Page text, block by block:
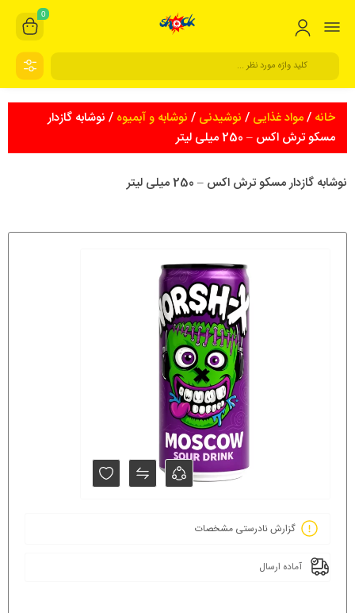
0
خانه /مواد غذایی / نوشیدنی / نوشابه و آبمیوه / نوشابه گازدار
مسکو ترش اکس – 250 میلی لیتر
نوشابه گازدار مسکو ترش اکس – 250 میلی لیتر
گزارش نادرستی مشخصات
آماده ارسال